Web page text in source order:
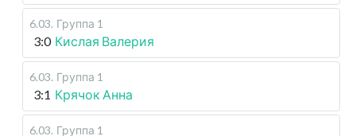
6.03. Группа 1
3:0 Кислая Валерия
6.03. Группа 1
3:1 Крячок Анна
6.03. Группа 1